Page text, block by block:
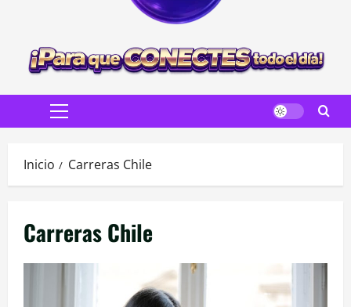
Menú
Inicio Carreras Chile
Carreras Chile